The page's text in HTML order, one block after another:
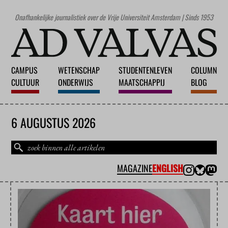
Onafhankelijke journalistiek over de Vrije Universiteit Amsterdam | Sinds 1953
CAMPUS
CULTUUR
WETENSCHAP
ONDERWIJS
STUDENTENLEVEN
MAATSCHAPPIJ
COLUMN
BLOG
6 AUGUSTUS 2026
MAGAZINEENGLISH